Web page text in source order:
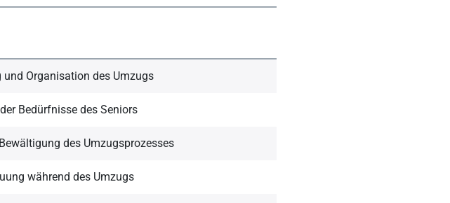
Organisation des Umzugs
Bedürfnisse des Seniors
des Umzugsprozesses
während des Umzugs